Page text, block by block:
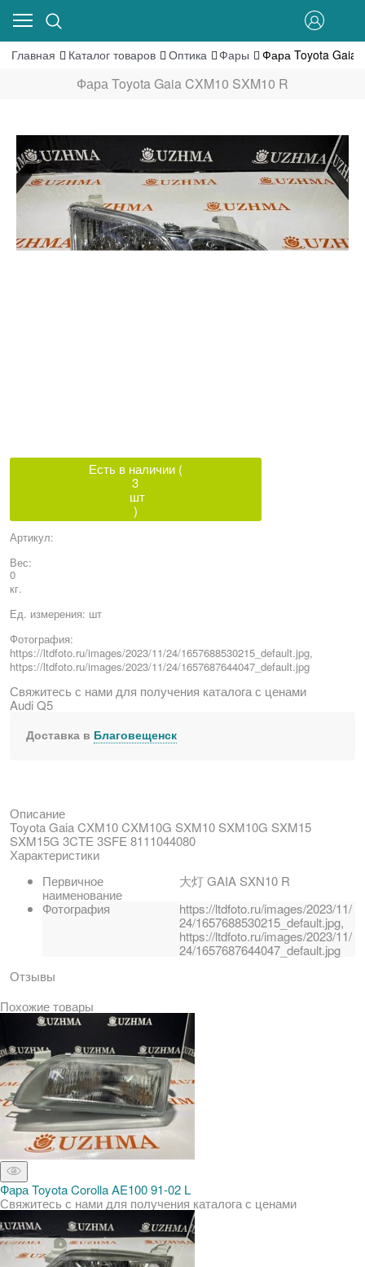
Главная Каталог товаров Оптика Фары Фара Toyota Gaia
Фара Toyota Gaia CXM10 SXM10 R
Есть в наличии (
3
шт
)
Артикул:
Вес:
0
кг.
Ед. измерения: шт
Фотография:
https://ltdfoto.ru/images/2023/11/24/1657688530215_default.jpg,
https://ltdfoto.ru/images/2023/11/24/1657687644047_default.jpg
Свяжитесь с нами для получения каталога с ценами
Audi Q5
Доставка в Благовещенск
Описание
Toyota Gaia CXM10 CXM10G SXM10 SXM10G SXM15
SXM15G 3CTE 3SFE 8111044080
Характеристики
Первичное
наименование
大灯 GAIA SXN10 R
Фотография
https://ltdfoto.ru/images/2023/11/
24/1657688530215_default.jpg,
https://ltdfoto.ru/images/2023/11/
24/1657687644047_default.jpg
Отзывы
Похожие товары
Фара Toyota Corolla AE100 91-02 L
Свяжитесь с нами для получения каталога с ценами